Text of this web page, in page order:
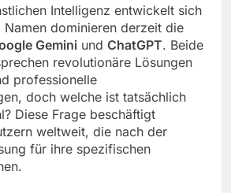
Intelligenz entwickelt sich
Namen dominieren derzeit die
Gemini und ChatGPT. Beide
revolutionäre Lösungen
professionelle
doch welche ist tatsächlich
Diese Frage beschäftigt
weltweit, die nach der
für ihre spezifischen